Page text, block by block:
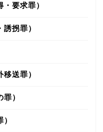
要求罪）
拐罪）
送罪）
）